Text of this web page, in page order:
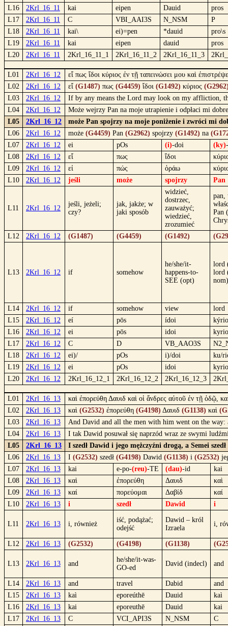
L16
2Krl_16_11 kai eipen Dauid
pros
L17
2Krl_16_11 C VBI_AAI3S N_NSM
P
L18
2Krl_16_11 kai\ ei)=pen *dauid
pro\s
L19
2Krl_16_11 kai eipen dauid
pros
L20
2Krl_16_11 2Krl_16_11_1 2Krl_16_11_2 2Krl_16_11_3
L01 2Krl_16_12
εἴ πως ἴδοι κύριος ἐν τῇ ταπεινώσει μου καὶ
L02
2Krl_16_12 εἴ (G1487) πως (G4459) ἴδοι (G1492) κύριος
L03
2Krl_16_12
If by any means the Lord may look on my affliction,
L04
2Krl_16_12
Może wejrzy Pan na moje utrapienie i odpłaci mi
L05
2Krl_16_12
może Pan spojrzy na moje poniżenie i zwróci mi
L06
2Krl_16_12 może (G4459) Pan (G2962) spojrzy (G1492) na
L07
2Krl_16_12 ei pOs (i)-doi (ky)
L08
2Krl_16_12 εἴ πως ἴδοι
L09
2Krl_16_12 εἰ πώς ὁράω
L10
2Krl_16_12 jeśli może spojrzy Pan
L11 2Krl_16_12
jeśli, jeżeli;
czy?
jak, jakże; w
jaki sposób
widzieć,
dostrzec,
zauważyć;
wiedzieć,
zrozumieć
pan,
Pan
L12 2Krl_16_12 (G1487) (G4459) (G1492)
L13 2Krl_16_12 if somehow
he/she/it-
happens-to-
SEE (opt)
lord
lord
nom)
L14 2Krl_16_12 if somehow view
lord
L15
2Krl_16_12 eí pōs ídoi
L16
2Krl_16_12 ei pōs idoi
L17
2Krl_16_12 C D VB_AAO3S
L18
2Krl_16_12 ei)/ pOs i)/doi
ku/
L19
2Krl_16_12 ei pOs idoi
L20
2Krl_16_12 2Krl_16_12_1 2Krl_16_12_2 2Krl_16_12_3
L01 2Krl_16_13
καὶ ἐπορεύθη Δαυιδ καὶ οἱ ἄνδρες αὐτοῦ ἐν τῇ ὁδῷ,
L02
2Krl_16_13 καὶ (G2532) ἐπορεύθη (G4198) Δαυιδ (G1138) καὶ
L03
2Krl_16_13
And David and all the men with him went on the
L04
2Krl_16_13
I tak Dawid posuwał się naprzód wraz ze swymi
L05
2Krl_16_13
I szedł Dawid i jego mężczyźni drogą, a Semei
L06
2Krl_16_13 I (G2532) szedł (G4198) Dawid (G1138) i (G2532)
L07
2Krl_16_13 kai e-po-(reu)-TE (dau)-id
kai
L08
2Krl_16_13 καὶ ἐπορεύθη Δαυιδ
καὶ
L09
2Krl_16_13 καί πορεύομαι Δαβίδ
καί
L10
2Krl_16_13 i szedł Dawid i
L11 2Krl_16_13 i, również
iść, podążać;
odejść
Dawid – król
Izraela
i,
L12 2Krl_16_13 (G2532) (G4198) (G1138)
L13 2Krl_16_13 and
he/she/it-was-
GO-ed
David (indecl) and
L14 2Krl_16_13 and travel Dabid
and
L15
2Krl_16_13 kaì eporeúthē Dauid
kaì
L16
2Krl_16_13 kai eporeuthē Dauid
kai
L17
2Krl_16_13 C VCI_API3S N_NSM
C